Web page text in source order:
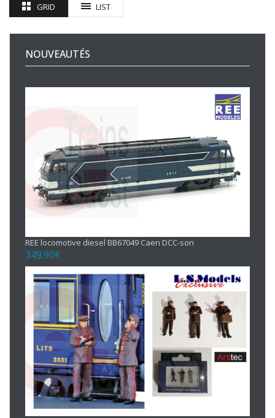
GRID LIST
NOUVEAUTÉS
REE locomotive diesel BB67049 Caen DCC-son
349.90€